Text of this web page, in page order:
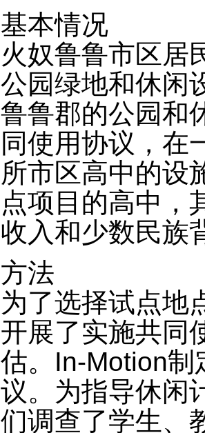
基本情况
火奴鲁鲁市区居
公园绿地和休闲
鲁鲁郡的公园和
同使用协议，在
所市区高中的设
点项目的高中，
收入和少数民族
方法
为了选择试点地
开展了实施共同
估。In-Motion制
议。为指导休闲
们调查了学生、